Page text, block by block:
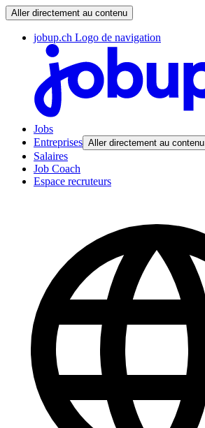
Aller directement au contenu
jobup.ch Logo de navigation
Jobs
Entreprises Aller directement au contenu
Salaires
Job Coach
Espace recruteurs